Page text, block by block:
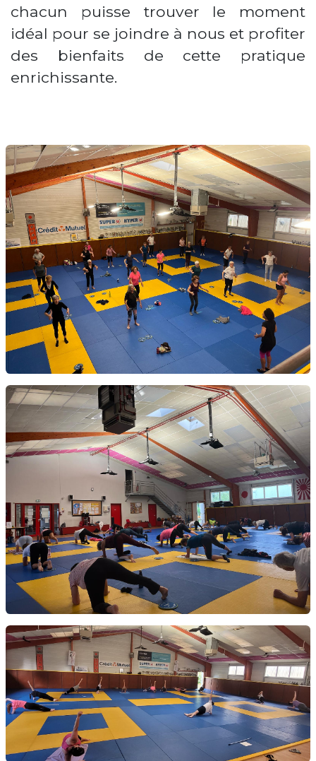
chacun puisse trouver le moment
idéal pour se joindre à nous et profiter
des bienfaits de cette pratique
enrichissante.